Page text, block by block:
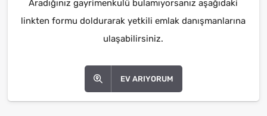
Aradığınız gayrimenkulü bulamıyorsanız aşağıdaki
linkten formu doldurarak yetkili emlak danışmanlarına
ulaşabilirsiniz.
EV ARIYORUM